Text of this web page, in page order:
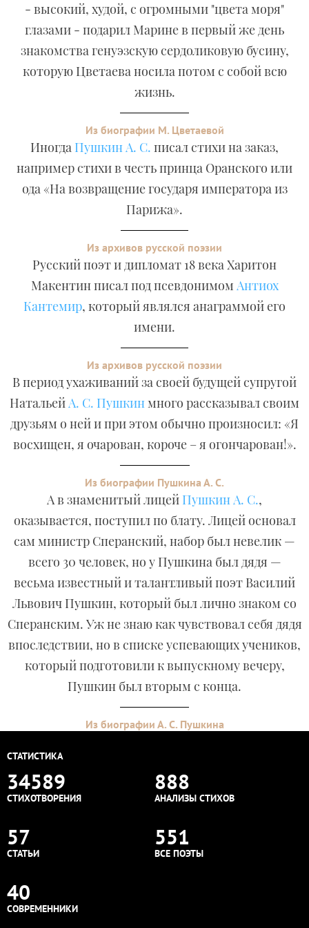
- высокий, худой, с огромными "цвета моря"
глазами - подарил Марине в первый же день
знакомства генуэзскую сердоликовую бусину,
которую Цветаева носила потом с собой всю
жизнь.
Из биографии М. Цветаевой
Иногда Пушкин А. С. писал стихи на заказ,
например стихи в честь принца Оранского или
ода «На возвращение государя императора из
Парижа».
Из архивов русской поэзии
Русский поэт и дипломат 18 века Харитон
Макентин писал под псевдонимом Антиох
Кантемир, который являлся анаграммой его
имени.
Из архивов русской поэзии
В период ухаживаний за своей будущей супругой
НатальейА. С. Пушкинмного рассказывал своим
друзьям о ней и при этом обычно произносил: «Я
восхищен, я очарован, короче – я огончарован!».
Из биографии Пушкина А. С.
А в знаменитый лицей Пушкин А. С.,
оказывается, поступил по блату. Лицей основал
сам министр Сперанский, набор был невелик —
всего 30 человек, но у Пушкина был дядя —
весьма известный и талантливый поэт Василий
Львович Пушкин, который был лично знаком со
Сперанским. Уж не знаю как чувствовал себя дядя
впоследствии, но в списке успевающих учеников,
который подготовили к выпускному вечеру,
Пушкин был вторым с конца.
Из биографии А. С. Пушкина
СТАТИСТИКА
34589
СТИХОТВОРЕНИЯ
888
АНАЛИЗЫ СТИХОВ
57
СТАТЬИ
551
ВСЕ ПОЭТЫ
40
СОВРЕМЕННИКИ